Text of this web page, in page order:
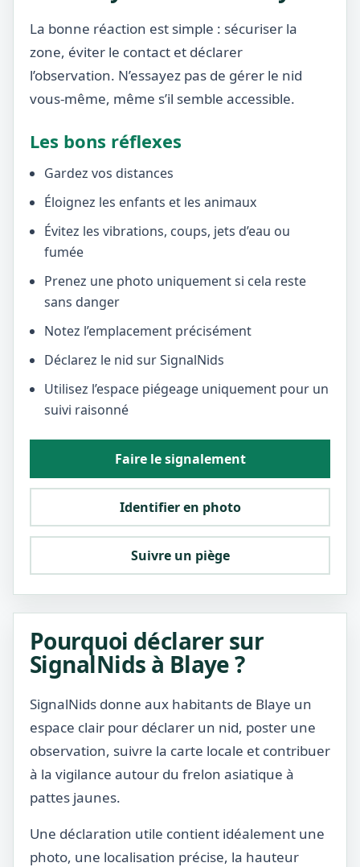
La bonne réaction est simple : sécuriser la
zone, éviter le contact et déclarer
l’observation. N’essayez pas de gérer le nid
vous-même, même s’il semble accessible.
Les bons réflexes
Gardez vos distances
Éloignez les enfants et les animaux
Évitez les vibrations, coups, jets d’eau ou
fumée
Prenez une photo uniquement si cela reste
sans danger
Notez l’emplacement précisément
Déclarez le nid sur SignalNids
Utilisez l’espace piégeage uniquement pour un
suivi raisonné
Faire le signalement
Identifier en photo
Suivre un piège
Pourquoi déclarer sur
SignalNids à Blaye ?
SignalNids donne aux habitants de Blaye un
espace clair pour déclarer un nid, poster une
observation, suivre la carte locale et contribuer
à la vigilance autour du frelon asiatique à
pattes jaunes.
Une déclaration utile contient idéalement une
photo, une localisation précise, la hauteur